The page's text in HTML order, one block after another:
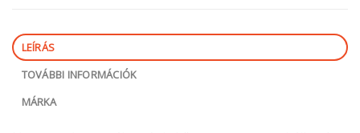
LEÍRÁS
TOVÁBBI INFORMÁCIÓK
MÁRKA